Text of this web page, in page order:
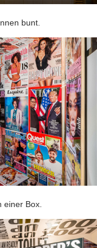
bunt.
einer Box.